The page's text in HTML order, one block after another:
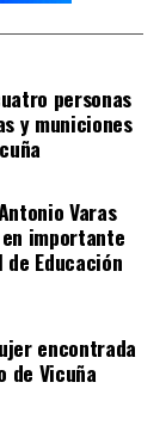
personas
y municiones
Varas
importante
Educación
encontrada
de Vicuña